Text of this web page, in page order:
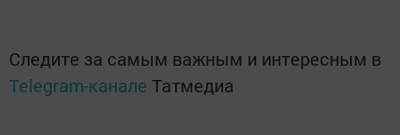
Следите за самым важным и интересным в
Telegram-канале Татмедиа